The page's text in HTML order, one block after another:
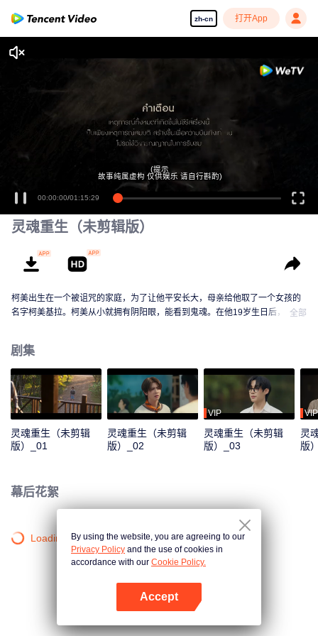
zh-cn 打开App
00:00:00/01:15:29
(提示
故事纯属虚构 仅供娱乐 请自行斟酌)
灵魂重生（未剪辑版）
柯美出生在一个被诅咒的家庭，为了让他平安长大，母亲给他取了一个女孩的
名字柯美基拉。柯美从小就拥有阴阳眼，能看到鬼魂。在他19岁生日后，鬼魂
全部
剧集
灵魂重生（未剪辑
版）_01
灵魂重生（未剪辑
版）_02
VIP
灵魂重生（未剪辑
版）_03
VIP
灵
版
幕后花絮
Loading…By using the website, you are agreeing to our
Privacy Policy and the use of cookies in
accordance with our Cookie Policy.
Accept